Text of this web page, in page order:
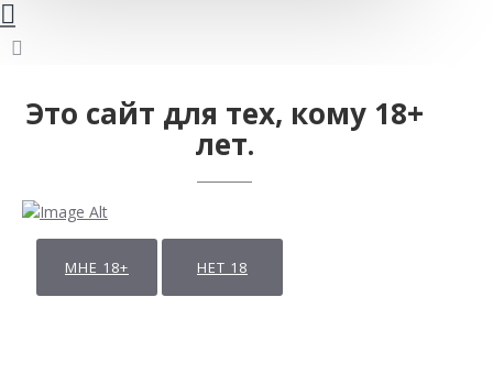
Это сайт для тех, кому 18+
лет.
МНЕ 18+ НЕТ 18